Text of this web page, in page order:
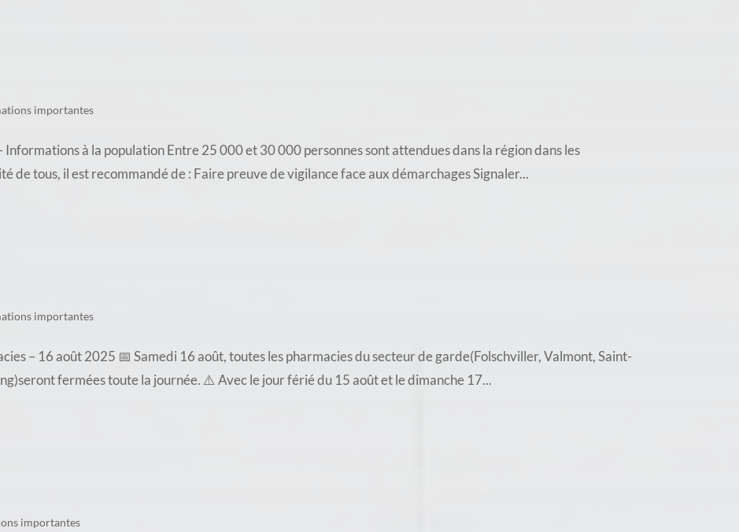
importantes
Informations à la population Entre 25 000 et 30 000 personnes sont attendues dans la région dans les
de tous, il est recommandé de : Faire preuve de vigilance face aux démarchages Signaler...
importantes
– 16 août 2025 📅 Samedi 16 août, toutes les pharmacies du secteur de garde(Folschviller, Valmont, Saint-
fermées toute la journée. ⚠️ Avec le jour férié du 15 août et le dimanche 17...
importantes